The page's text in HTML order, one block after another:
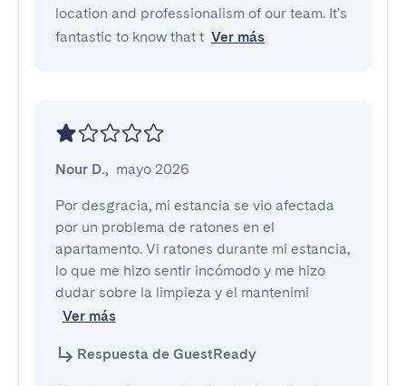
location and professionalism of our team. It's
fantastic to know that t Ver más
Nour D., mayo 2026
Por desgracia, mi estancia se vio afectada
por un problema de ratones en el
apartamento. Vi ratones durante mi estancia,
lo que me hizo sentir incómodo y me hizo
dudar sobre la limpieza y el mantenimi
Ver más
Respuesta de GuestReady